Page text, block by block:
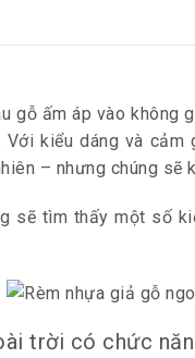
gỗ ấm áp vào
kiểu dáng và
– nhưng chúng sẽ
sẽ tìm thấy một số
trời có chức